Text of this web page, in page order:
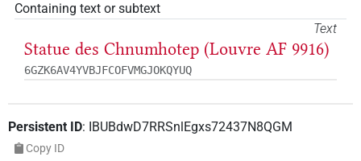
Containing text or subtext
Text
Statue des Chnumhotep (Louvre AF 9916)
6GZK6AV4YVBJFCOFVMGJOKQYUQ
Persistent ID: IBUBdwD7RRSnlEgxs72437N8QGM
Copy ID